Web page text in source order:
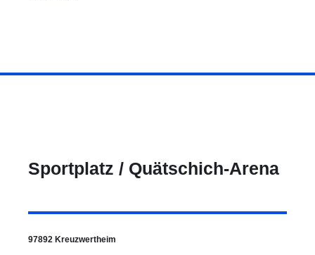
Sportplatz / Quätschich-Arena
97892 Kreuzwertheim